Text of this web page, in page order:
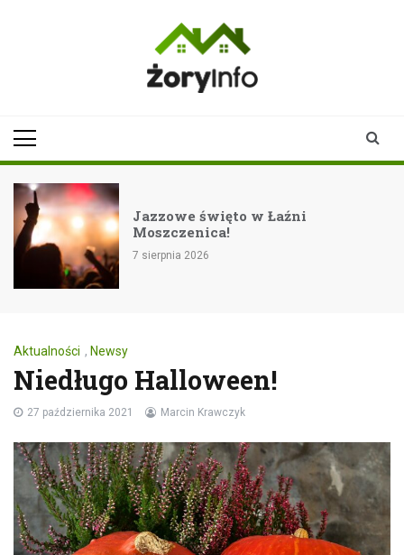
Jazzowe święto w Łaźni
Moszczenica!
7 sierpnia 2026
Aktualności , Newsy
Niedługo Halloween!
27 października 2021 Marcin Krawczyk